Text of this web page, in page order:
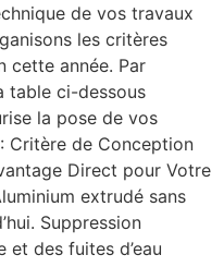
de vos travaux
les critères
cette année. Par
table ci-dessous
la pose de vos
Critère de Conception
Direct pour Votre
extrudé sans
Suppression
des fuites d’eau